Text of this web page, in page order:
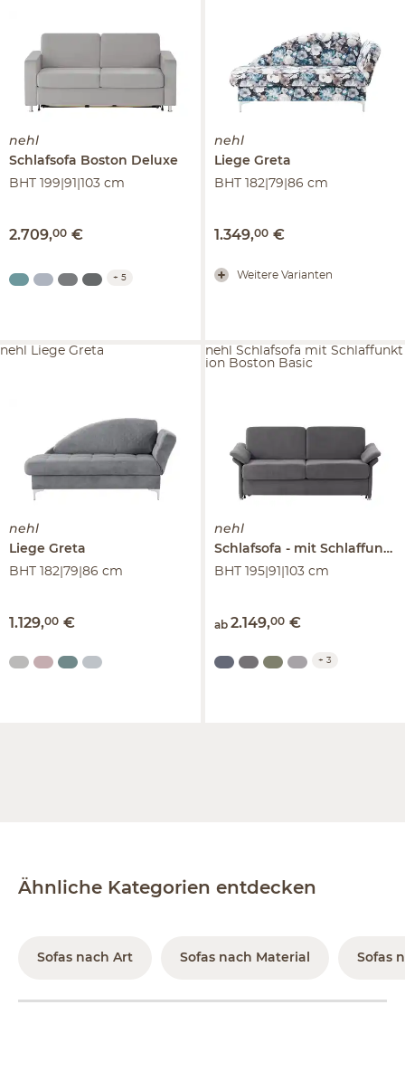
nehl
Schlafsofa Boston Deluxe
BHT 199|91|103 cm
2.709,00 €
+ 5
nehl
Liege Greta
BHT 182|79|86 cm
1.349,00 €
Weitere Varianten
nehl
Liege Greta
BHT 182|79|86 cm
1.129,00 €
nehl Liege Greta
nehl
Schlafsofa
mit Schlaffunktion
BHT 195|91|103 cm
ab 2.149,00 €
nehl Schlafsofa mit Schlaffunkt
ion Boston Basic
+ 3
Ähnliche Kategorien entdecken
Sofas nach Art Sofas nach Material Sofas